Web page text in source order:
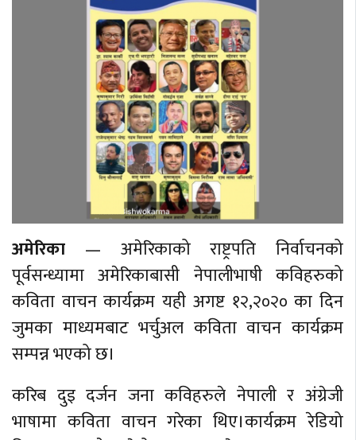
अमेरिका — अमेरिकाको राष्ट्रपति निर्वाचनको
पूर्वसन्ध्यामा अमेरिकाबासी नेपालीभाषी कविहरुको
कविता वाचन कार्यक्रम यही अगष्ट १२,२०२० का दिन
जुमका माध्यमबाट भर्चुअल कविता वाचन कार्यक्रम
सम्पन्न भएको छ।
करिब दुइ दर्जन जना कविहरुले नेपाली र अंग्रेजी
भाषामा कविता वाचन गरेका थिए।कार्यक्रम रेडियो